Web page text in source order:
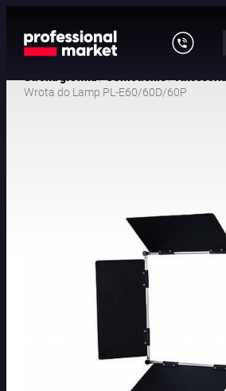
/ /
Wrota do Lamp PL-E60/60D/60P